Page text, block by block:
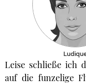
Leise schließe ich
auf die funzelige